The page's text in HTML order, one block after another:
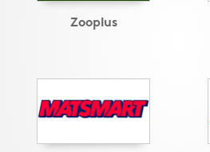
Zooplus